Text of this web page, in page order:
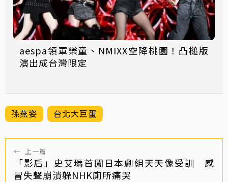
aespa領軍樂童、NMIXX空降桃園！凸槌版
演出成台灣限定
孫燕姿 台北大巨蛋
← 上一篇
「影后」史艾瑪首闖日本劇組天天像受訓 感
冒失聲崩潰躲NHK廁所痛哭